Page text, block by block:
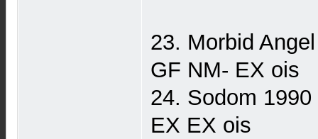
23. Morbid
GF NM- EX ois
24. Sodom
EX EX ois